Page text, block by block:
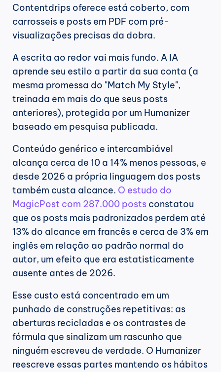
Contentdrips oferece está coberto, com
carrosseis e posts em PDF com pré-
visualizações precisas da dobra.
A escrita ao redor vai mais fundo. A IA
aprende seu estilo a partir da sua conta (a
mesma promessa do "Match My Style",
treinada em mais do que seus posts
anteriores), protegida por um Humanizer
baseado em pesquisa publicada.
Conteúdo genérico e intercambiável
alcança cerca de 10 a 14% menos pessoas, e
desde 2026 a própria linguagem dos posts
também custa alcance. O estudo do
MagicPost com 287.000 posts constatou
que os posts mais padronizados perdem até
13% do alcance em francês e cerca de 3% em
inglês em relação ao padrão normal do
autor, um efeito que era estatisticamente
ausente antes de 2026.
Esse custo está concentrado em um
punhado de construções repetitivas: as
aberturas recicladas e os contrastes de
fórmula que sinalizam um rascunho que
ninguém escreveu de verdade. O Humanizer
reescreve essas partes mantendo os hábitos